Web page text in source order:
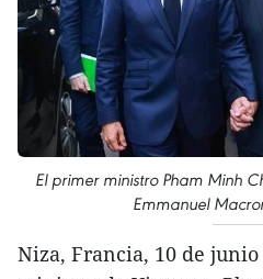
El primer ministro Pham Minh
Emmanuel
Niza, Francia, 10 de